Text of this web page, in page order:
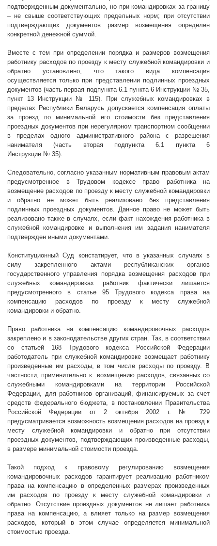
подтвержденным документально, но при командировках за границу
– не свыше соответствующих предельных норм; при отсутствии
подтверждающих документов размер возмещения определен
конкретной денежной суммой.
Вместе с тем при определении порядка и размеров возмещения
работнику расходов по проезду к месту служебной командировки и
обратно установлено, что такого вида компенсация
осуществляется только при представлении подлинных проездных
документов (часть первая подпункта 6.1 пункта 6 Инструкции № 35,
пункт 13 Инструкции № 115). При служебных командировках в
пределах Республики Беларусь допускается компенсация оплаты
за проезд по минимальной его стоимости без представления
проездных документов при нерегулярном транспортном сообщении
в пределах одного административного района с разрешения
нанимателя (часть вторая подпункта 6.1 пункта 6
Инструкции № 35).
Следовательно, согласно указанным нормативным правовым актам
предусмотренное в Трудовом кодексе право работника на
возмещение расходов по проезду к месту служебной командировки
и обратно не может быть реализовано без представления
подлинных проездных документов. Данное право не может быть
реализовано также в случаях, если факт нахождения работника в
служебной командировке и выполнения им задания нанимателя
подтвержден иными документами.
Конституционный Суд констатирует, что в указанных случаях в
силу закрепленного актами республиканских органов
государственного управления порядка возмещения расходов при
служебных командировках работник фактически лишается
предусмотренного в статье 95 Трудового кодекса права на
компенсацию расходов по проезду к месту служебной
командировки и обратно.
Право работника на компенсацию командировочных расходов
закреплено и в законодательстве других стран. Так, в соответствии
со статьей 168 Трудового кодекса Российской Федерации
работодатель при служебной командировке возмещает работнику
произведенные им расходы, в том числе расходы по проезду. В
частности, применительно к
возмещению расходов, связанных со
служебными командировками на территории Российской
Федерации, для работников организаций, финансируемых за счет
средств федерального бюджета, в постановлении Правительства
Российской Федерации от 2 октября2002 г. № 729
предусматривается возможность возмещения расходов на проезд к
месту служебной командировки и обратно при отсутствии
проездных документов, подтверждающих произведенные расходы,
в размере минимальной стоимости проезда.
Такой подход к правовому регулированию возмещения
командировочных расходов гарантирует реализацию работником
права на компенсацию в определенных размерах произведенных
им расходов по проезду к месту служебной командировки и
обратно. Отсутствие проездных документов не лишает работника
права на компенсацию, а влияет только на размер возмещения
расходов, который в этом случае определяется минимальной
стоимостью проезда.